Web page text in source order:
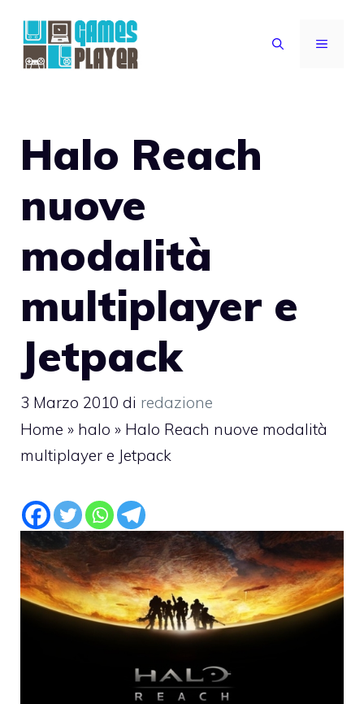
contenuto
MENU
Halo Reach
nuove
modalità
multiplayer e
Jetpack
3 Marzo 2010 di redazione
Home » halo » Halo Reach nuove modalità
multiplayer e Jetpack